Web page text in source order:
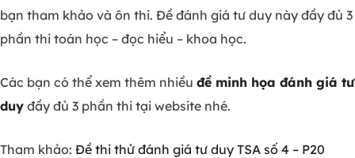
bạn tham khảo và ôn thi. Đề đánh giá tư duy này đầy đủ 3
phần thi toán học – đọc hiểu – khoa học.
Các bạn có thể xem thêm nhiều đề minh họa đánh giá tư
duy đầy đủ 3 phần thi tại website nhé.
Tham khảo: Đề thi thử đánh giá tư duy TSA số 4 – P20